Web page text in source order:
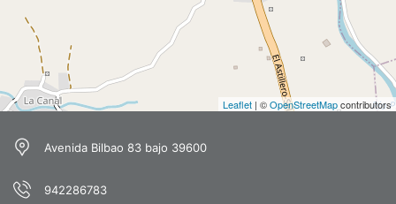
Leaflet | ©OpenStreetMapcontributors
Avenida Bilbao 83 bajo 39600
942286783